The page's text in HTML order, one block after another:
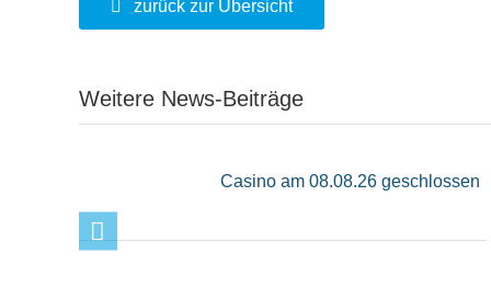
zurück zur Übersicht
Weitere News-Beiträge
Casino am 08.08.26 geschlossen